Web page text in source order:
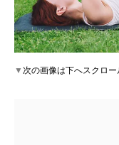
▼次の画像は下へスクロ